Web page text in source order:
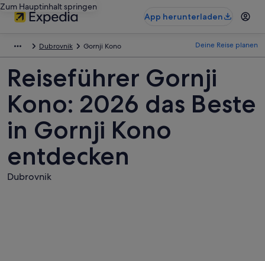
Zum Hauptinhalt springen
App herunterladen
Dubrovnik Gornji Kono Deine Reise planen
Reiseführer Gornji
Kono: 2026 das Beste
in Gornji Kono
entdecken
Dubrovnik